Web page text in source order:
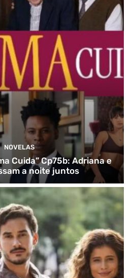
NOVELAS
Cuida” Cp75b: Adriana e
a noite juntos